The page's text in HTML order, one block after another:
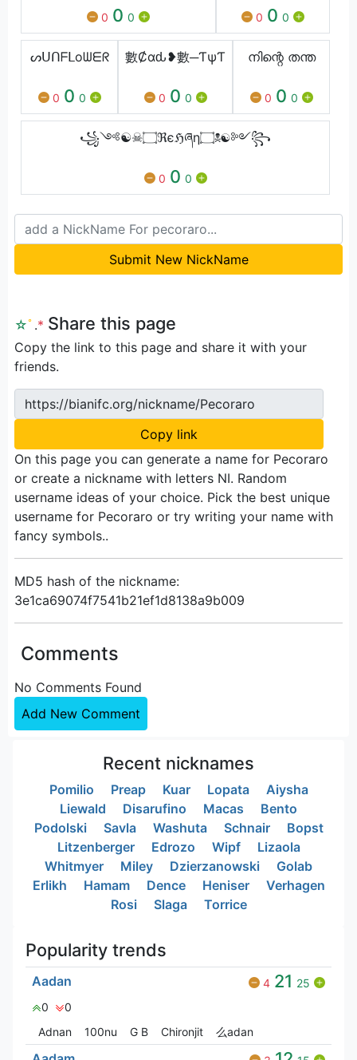
0 0 0 0 0 0
ᔕᑌᑎᖴᒪoᗯᗴᖇ
0 0 0
數Ȼαԃ❥數─ƬψƬ
0 0 0
നിന്റെ തന്ത
0 0 0
꧁༺☯☠۝ℜєℌཞη۝☠☯༻꧂
0 0 0
Submit New NickName
☆ﾟ .* Share this page
Copy the link to this page and share it with your
friends.
https://bianifc.org/nickname/Pecoraro
Copy link
On this page you can generate a name for Pecoraro
or create a nickname with letters NI. Random
username ideas of your choice. Pick the best unique
username for Pecoraro or try writing your name with
fancy symbols..
MD5 hash of the nickname:
3e1ca69074f7541b21ef1d8138a9b009
Comments
No Comments Found
Add New Comment
Recent nicknames
Pomilio Preap Kuar Lopata
Aiysha
Liewald
Disarufino Macas
Bento
Podolski
Savla Washuta Schnair
Bopst
Litzenberger
Edrozo Wipf
Lizaola
Whitmyer
Miley Dzierzanowski
Golab
Erlikh
Hamam Dence Heniser
Verhagen
Rosi
Slaga Torrice
Popularity trends
Aadan 4 21 25
0
0
Adnan
100nu G‎ B Chironjit 么adan